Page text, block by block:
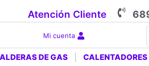
Atención Cliente
Mi cuenta
DE GAS CALENTADORES